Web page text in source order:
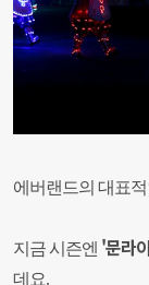
에버랜드의 대표
지금 시즌엔 '문라
데요.